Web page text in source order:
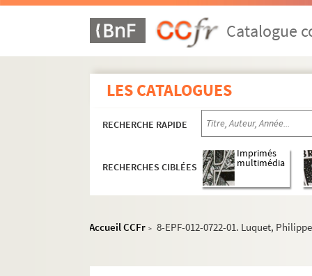
Catalogue
LES CATALOGUES
RECHERCHE RAPIDE
RECHERCHES CIBLÉES
Imprimés
multimédia
Accueil CCFr > 8-EPF-012-0722-01. Luquet,